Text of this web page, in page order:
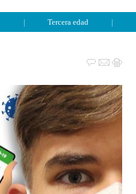
| Tercera edad |